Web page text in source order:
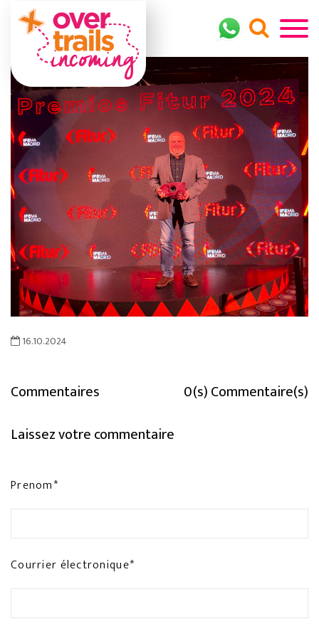
16.10.2024
Commentaires
0(s) Commentaire(s)
Laissez votre commentaire
Prenom*
Courrier électronique*